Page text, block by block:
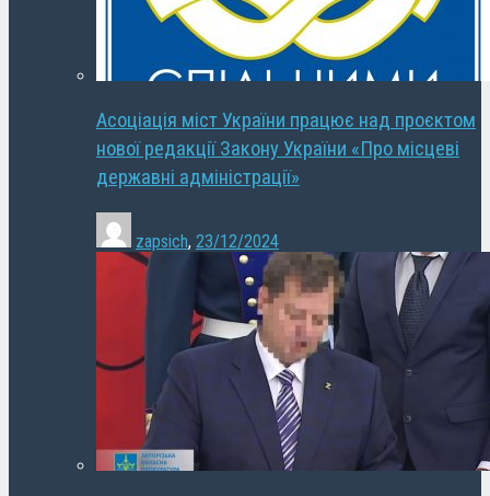
Асоціація міст України працює над проєктом
нової редакції Закону України «Про місцеві
державні адміністрації»
zapsich, 23/12/2024